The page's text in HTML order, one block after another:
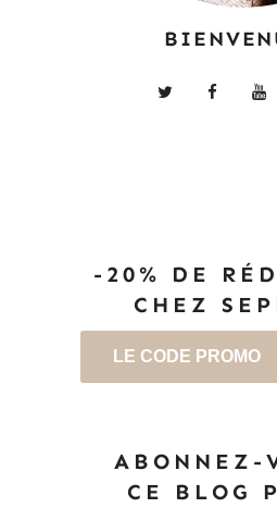
-20% DE
CHEZ
LE CODE PROMO
ABONNEZ-
CE BLOG